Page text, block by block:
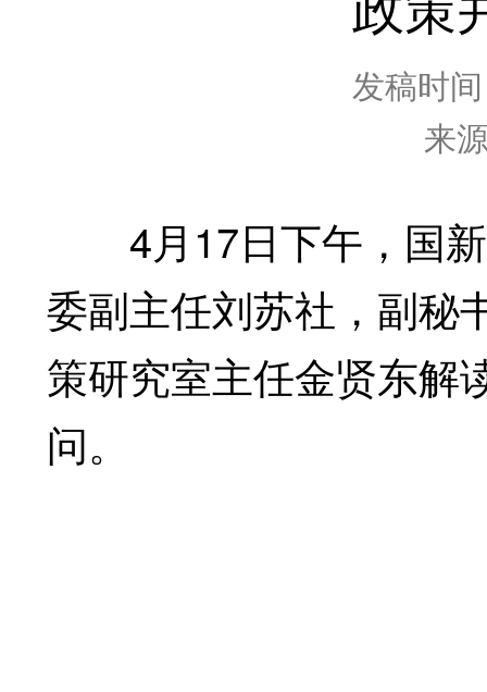
发稿时
来
4月17日下午，国新
委副主任刘苏社，副秘
策研究室主任金贤东解
问。